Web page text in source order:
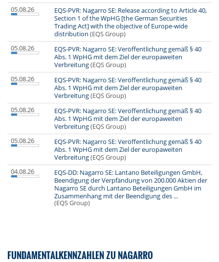
05.08.26
EQS-PVR: Nagarro SE: Release according to Article 40,
Section 1 of the WpHG [the German Securities
Trading Act] with the objective of Europe-wide
distribution (EQS Group)
05.08.26
EQS-PVR: Nagarro SE: Veröffentlichung gemäß § 40
Abs. 1 WpHG mit dem Ziel der europaweiten
Verbreitung(EQS Group)
05.08.26
EQS-PVR: Nagarro SE: Veröffentlichung gemäß § 40
Abs. 1 WpHG mit dem Ziel der europaweiten
Verbreitung(EQS Group)
05.08.26
EQS-PVR: Nagarro SE: Veröffentlichung gemäß § 40
Abs. 1 WpHG mit dem Ziel der europaweiten
Verbreitung(EQS Group)
05.08.26
EQS-PVR: Nagarro SE: Veröffentlichung gemäß § 40
Abs. 1 WpHG mit dem Ziel der europaweiten
Verbreitung(EQS Group)
04.08.26
EQS-DD: Nagarro SE: Lantano Beteiligungen GmbH,
Beendigung der Verpfändung von 200.000 Aktien der
Nagarro SE durch Lantano Beteiligungen GmbH im
Zusammenhang mit der Beendigung des ...
(EQS Group)
FUNDAMENTALKENNZAHLEN ZU NAGARRO